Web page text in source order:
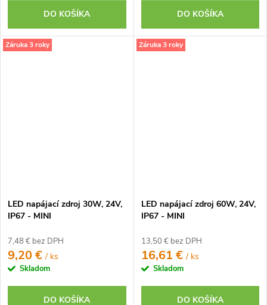
DO KOŠÍKA DO KOŠÍKA
Záruka 3 roky
LED napájací zdroj 30W, 24V,
IP67 - MINI
7,48 € bez DPH
9,20 €/ ks
Skladom
DO KOŠÍKA
Záruka 3 roky
LED napájací zdroj 60W, 24V,
IP67 - MINI
13,50 € bez DPH
16,61 €/ ks
Skladom
DO KOŠÍKA